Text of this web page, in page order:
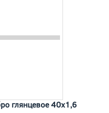
глянцевое 40x1,6